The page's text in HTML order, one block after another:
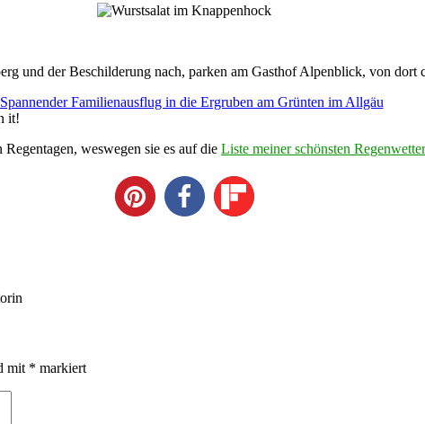
und der Beschilderung nach, parken am Gasthof Alpenblick, von dort
it!
weswegen sie es auf die Liste meiner schönsten
mit * markiert